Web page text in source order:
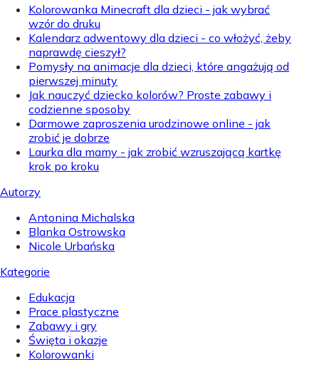
Kolorowanka Minecraft dla dzieci - jak wybrać
wzór do druku
Kalendarz adwentowy dla dzieci - co włożyć, żeby
naprawdę cieszył?
Pomysły na animacje dla dzieci, które angażują od
pierwszej minuty
Jak nauczyć dziecko kolorów? Proste zabawy i
codzienne sposoby
Darmowe zaproszenia urodzinowe online - jak
zrobić je dobrze
Laurka dla mamy - jak zrobić wzruszającą kartkę
krok po kroku
Autorzy
Antonina Michalska
Blanka Ostrowska
Nicole Urbańska
Kategorie
Edukacja
Prace plastyczne
Zabawy i gry
Święta i okazje
Kolorowanki